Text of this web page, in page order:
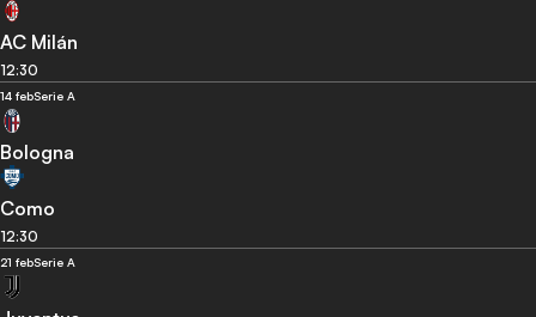
AC Milán
12:30
14 febSerie A
Bologna
Como
12:30
21 febSerie A